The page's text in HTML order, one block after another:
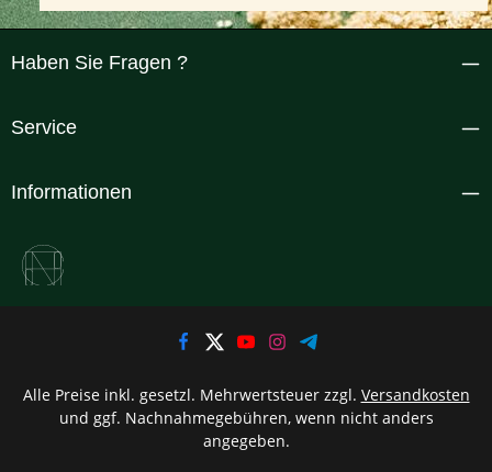
Haben Sie Fragen ?
Service
Informationen
Alle Preise inkl. gesetzl. Mehrwertsteuer zzgl. Versandkosten
und ggf. Nachnahmegebühren, wenn nicht anders
angegeben.